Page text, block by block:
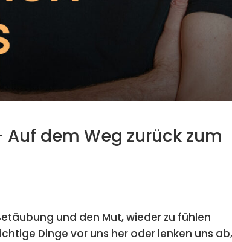
Auf dem Weg zurück zum
und den Mut, wieder zu fühlen
Dinge vor uns her oder lenken uns